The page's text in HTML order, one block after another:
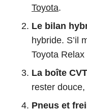
Toyota.
Le bilan
hybride. S’il
Toyota Relax
La boîte
rester
Pneus et